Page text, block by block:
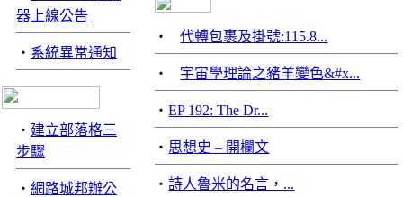
器上線公告
‧ 系統異常通知
‧ 建立部落格三
步驟
‧ 網路城邦辦公
‧ 代轉包裹及掛號:115.8...
‧ 宇宙學理論之豬羊變色&#x...
‧EP 192: The Dr...
‧ 思想史 – 開欄文
‧詩人魯米的名言，...